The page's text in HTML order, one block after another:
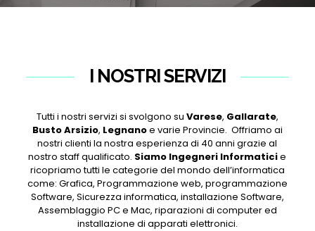
I NOSTRI SERVIZI
Tutti i nostri servizi si svolgono su Varese, Gallarate,
Busto Arsizio, Legnanoe varie Provincie. Offriamo ai
nostri clienti la nostra esperienza di 40 anni grazie al
nostro staff qualificato. Siamo Ingegneri Informaticie
ricopriamo tutti le categorie del mondo dell’informatica
come: Grafica, Programmazione web, programmazione
Software, Sicurezza informatica, installazione Software,
Assemblaggio PC e Mac, riparazioni di computer ed
installazione di apparati elettronici.